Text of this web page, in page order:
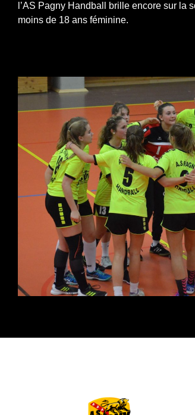
l’AS Pagny Handball brille encore sur la
moins de 18 ans féminine.